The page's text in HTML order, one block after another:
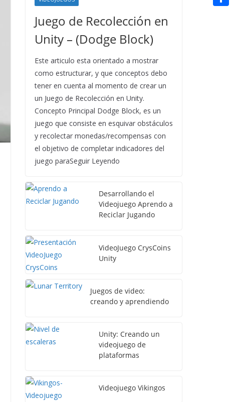
Juego de Recolección en
Unity – (Dodge Block)
Este articulo esta orientado a mostrar
como estructurar, y que conceptos debo
tener en cuenta al momento de crear un
un Juego de Recolección en Unity.
Concepto Principal Dodge Block, es un
juego que consiste en esquivar obstáculos
y recolectar monedas/recompensas con
el objetivo de completar indicadores del
juego paraSeguir Leyendo
Desarrollando el
Videojuego Aprendo a
Reciclar Jugando
VideoJuego CrysCoins
Unity
Juegos de video:
creando y aprendiendo
Unity: Creando un
videojuego de
plataformas
Videojuego Vikingos
n
a